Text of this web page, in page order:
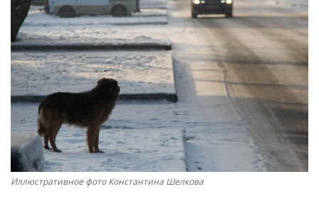
СПЕЦПРОЕКТЫ
СПОРТ
Чек-лист
РАЗВЛЕЧЕНИЯ
OFFICIAL
Иллюстративное фото Константина Шелкова